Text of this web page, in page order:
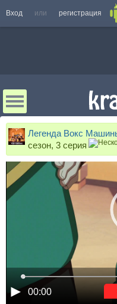
Вход или регистрация
Легенда Вокс
сезон, 3 серия
00:00